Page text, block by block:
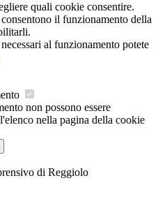
quali cookie consentire.
il funzionamento della
al funzionamento potete
non possono essere
nella pagina della cookie
di Reggiolo